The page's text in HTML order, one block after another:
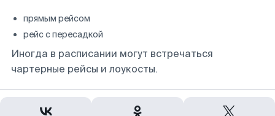
прямым рейсом
рейс с пересадкой
Иногда в расписании могут встречаться
чартерные рейсы и лоукосты.